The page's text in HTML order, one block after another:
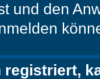
und den
registriert,